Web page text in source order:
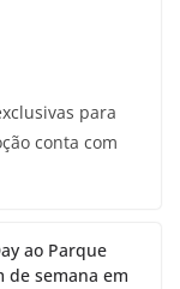
para
conta com
ao Parque
de semana em